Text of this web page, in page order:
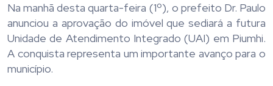
Na manhã desta quarta-feira (1º), o prefeito Dr. Paulo
anunciou a aprovação do imóvel que sediará a futura
Unidade de Atendimento Integrado (UAI) em Piumhi.
A conquista representa um importante avanço para o
município.